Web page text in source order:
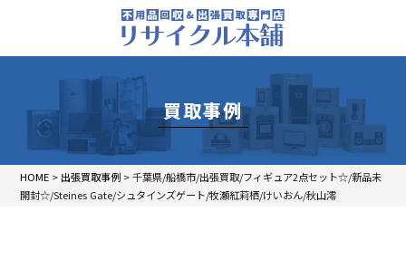
買取事例
HOME > 出張買取事例 >千葉県/船橋市/出張買取/フィギュア2点セット☆/新品未
開封☆/Steines Gate/シュタインズゲート/牧瀬紅莉栖/けいおん/秋山澪